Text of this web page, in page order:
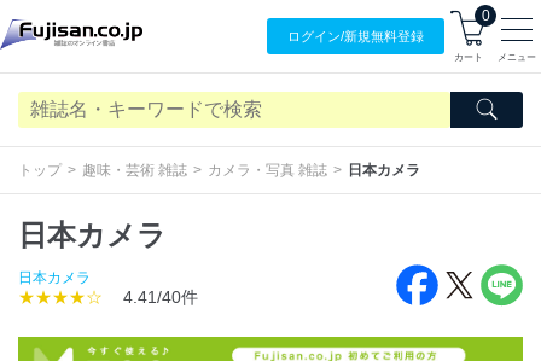
ログイン/新規無料登録
0
カート メニュー
トップ 趣味・芸術 雑誌 カメラ・写真 雑誌 日本カメラ
日本カメラ
日本カメラ
★★★★☆ 4.41/40件